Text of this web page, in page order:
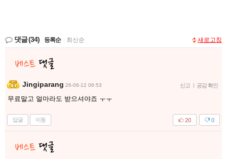
댓글(34) 등록순 최신순 새로고침
Jingiparang 26-06-12 06:53 신고 | 공감 확인
무료말고 얼마라도 받으셔야죠 ㅜㅜ
답글 이동 0
20